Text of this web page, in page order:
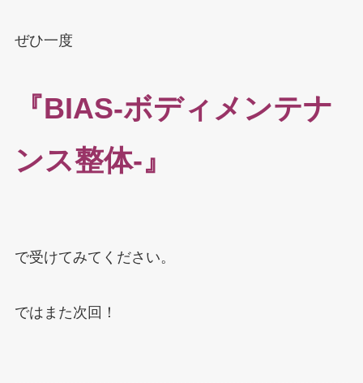
ぜひ一度
『BIAS‐ボディメンテナ
ンス整体‐』
で受けてみてください。
ではまた次回！